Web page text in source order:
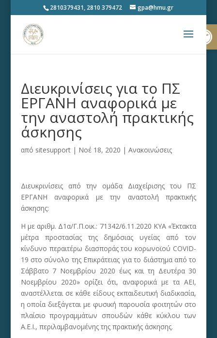
2810379431, 2810 379472 gpa@hmu.gr
Διευκρινίσεις για το ΠΣ
ΕΡΓΑΝΗ αναφορικά με
την αναστολή πρακτικής
άσκησης
από sitesupport| Νοέ 18, 2020 | Ανακοινώσεις
Διευκρινίσεις από την ομάδα Διαχείρισης του ΠΣ
ΕΡΓΑΝΗ αναφορικά με την αναστολή πρακτικής
άσκησης:
Η με αριθμ. Δ1α/Γ.Π.οικ.: 71342/6.11.2020 ΚΥΑ «Έκτακτα
μέτρα προστασίας της δημόσιας υγείας από τον
κίνδυνο περαιτέρω διασποράς του κορωνοϊού COVID-
19 στο σύνολο της Επικράτειας για το διάστημα από το
Σάββατο 7 Νοεμβρίου 2020 έως και τη Δευτέρα 30
Νοεμβρίου 2020» ορίζει ότι, αναφορικά με τα ΑΕΙ,
αναστέλλεται σε κάθε είδους εκπαιδευτική διαδικασία,
η οποία διεξάγεται με φυσική παρουσία φοιτητών στο
πλαίσιο προγραμμάτων σπουδών κάθε κύκλου των
Α.Ε.Ι., περιλαμβανομένης της πρακτικής άσκησης.